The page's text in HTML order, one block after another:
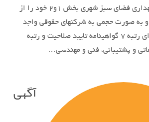
مالی شهرداری ها نگهداري فضاي سبز شهری بخش 1و2 خود را از
به صورت حجمی به شرکتهای حقوقی واجد
شرایط که حداقل دارای رتبه 7 گواهینامه تایید صلاحیت و رتبه
و پشتیبانی، فنی و مهندسی…
آگهی